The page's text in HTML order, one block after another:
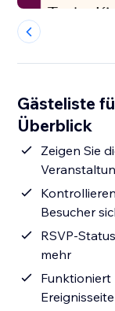
Gästeliste
Überblick
Zeigen Sie
Besucher
RSVP-
mehr
Funktioniert
Ereignisseite